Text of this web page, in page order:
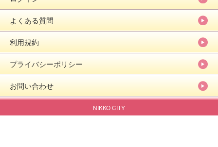
よくある質問
利用規約
プライバシーポリシー
お問い合わせ
NIKKO CITY